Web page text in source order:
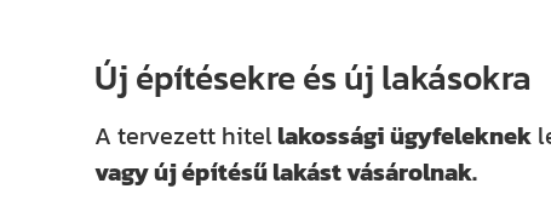
Új építésekre és új lakásokra
A tervezett hitellakossági ügyfeleknek
vagy új építésű lakást vásárolnak.